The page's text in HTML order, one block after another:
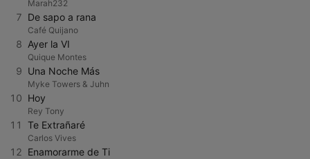
Marah232
7 De sapo a rana
Café Quijano
8 Ayer la VI
Quique Montes
9 Una Noche Más
Myke Towers & Juhn
10 Hoy
Rey Tony
11 Te Extrañaré
Carlos Vives
12 Enamorarme de Ti